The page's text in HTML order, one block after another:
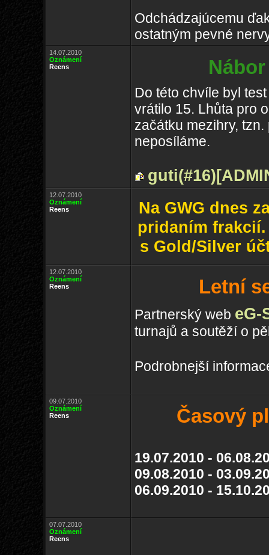
Odchádzajúcemu
ostatným pevné
14.07.2010
Oznámení
Reens
Do této chvíle byl
vrátilo 15. Lhůta pro
začátku mezihry,
neposíláme.
guti(#16)
12.07.2010
Oznámení
Reens
Na GWG dnes
pridaním
s Gold/Silver
12.07.2010
Oznámení
Reens
Letní
Partnerský web eG-
turnajů a soutěží o
Podrobnejší
09.07.2010
Oznámení
Reens
Časový
19.07.2010 -
09.08.2010 -
06.09.2010 -
07.07.2010
Oznámení
Reens